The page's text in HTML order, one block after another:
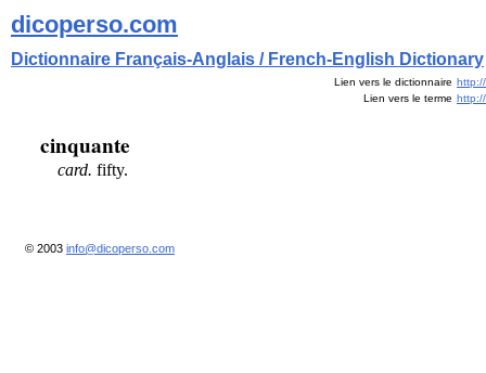
dicoperso.com
Dictionnaire Français-Anglais / French-English Dictionary
Lien vers le dictionnaire
Lien vers le terme
cinquante
card. fifty.
© 2003 info@dicoperso.com